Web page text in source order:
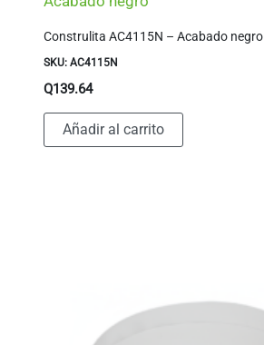
Construlita AC4115N – Acabado negro
SKU: AC4115N
Q139.64
Añadir al carrito